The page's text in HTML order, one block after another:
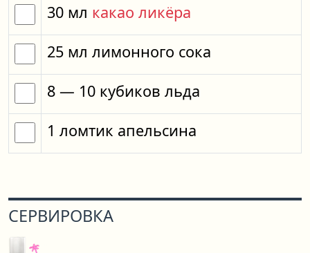
30 мл какао ликёра
25 мл лимонного сока
8 — 10 кубиков льда
1 ломтик апельсина
СЕРВИРОВКА